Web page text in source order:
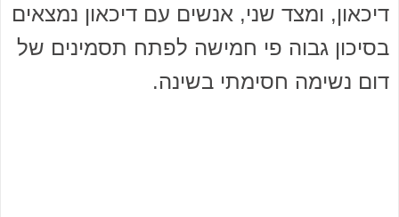
דיכאון, ומצד שני, אנשים עם דיכאון נמצאים
בסיכון גבוה פי חמישה לפתח תסמינים של
דום נשימה חסימתי בשינה.